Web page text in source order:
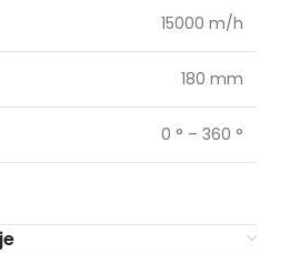
15000 m/h
180 mm
0 ° – 360 °